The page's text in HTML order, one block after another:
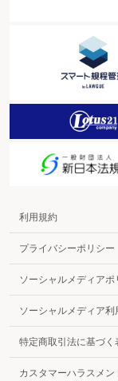
利用規約
プライバシーポリシー
ソーシャルメディアポ
ソーシャルメディア利
特定商取引法に基づく
カスタマーハラスメ